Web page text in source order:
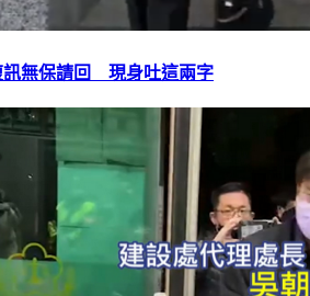
訊無保請回 現身吐這兩字